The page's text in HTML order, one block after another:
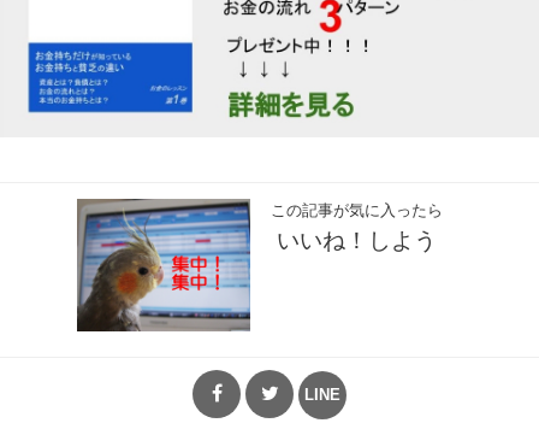
この記事が気に入ったら
いいね！しよう
LINE